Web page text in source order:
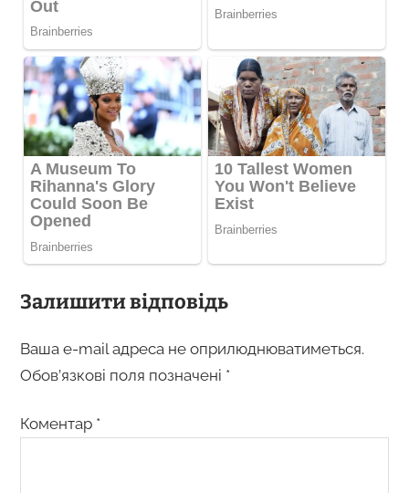
Залишити відповідь
Ваша e-mail адреса не оприлюднюватиметься.
Обов’язкові поля позначені *
Коментар *